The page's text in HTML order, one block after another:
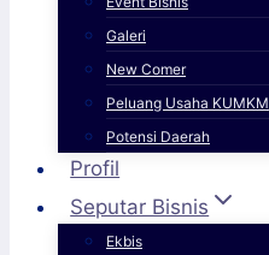
Galeri
New Comer
Peluang Usaha KUMKM
Potensi Daerah
Profil
Seputar Bisnis
Ekbis